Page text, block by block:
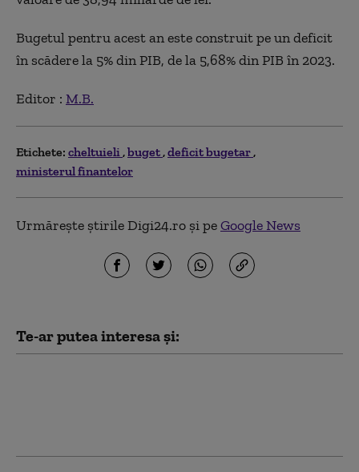
Bugetul pentru acest an este construit pe un deficit
în scădere la 5% din PIB, de la 5,68% din PIB în 2023.
Editor : M.B.
Etichete: cheltuieli buget deficit bugetar
ministerul finantelor
Urmărește știrile Digi24.ro și peGoogle News
Te-ar putea interesa și: